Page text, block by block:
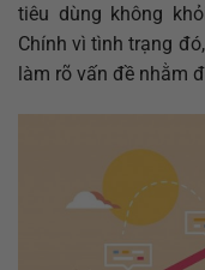
tiêu dùng không
Chính vì tình trạng
làm rõ vấn đề nhằm